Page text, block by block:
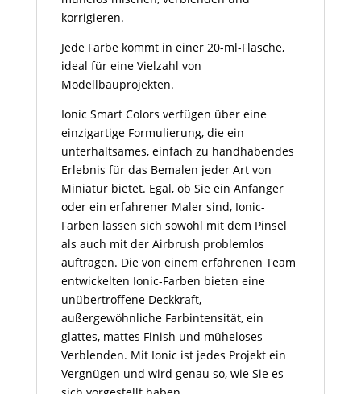
korrigieren.
Jede Farbe kommt in einer 20-ml-Flasche,
ideal für eine Vielzahl von
Modellbauprojekten.
Ionic Smart Colors verfügen über eine
einzigartige Formulierung, die ein
unterhaltsames, einfach zu handhabendes
Erlebnis für das Bemalen jeder Art von
Miniatur bietet. Egal, ob Sie ein Anfänger
oder ein erfahrener Maler sind, Ionic-
Farben lassen sich sowohl mit dem Pinsel
als auch mit der Airbrush problemlos
auftragen. Die von einem erfahrenen Team
entwickelten Ionic-Farben bieten eine
unübertroffene Deckkraft,
außergewöhnliche Farbintensität, ein
glattes, mattes Finish und müheloses
Verblenden. Mit Ionic ist jedes Projekt ein
Vergnügen und wird genau so, wie Sie es